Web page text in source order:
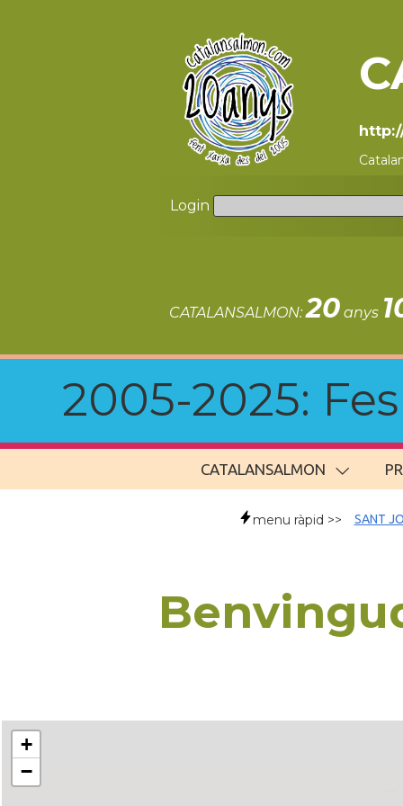
Login
CATALANSALMON:20 anys
2005-2025:
CATALANSALMON
menu ràpid >> SANT
+
−